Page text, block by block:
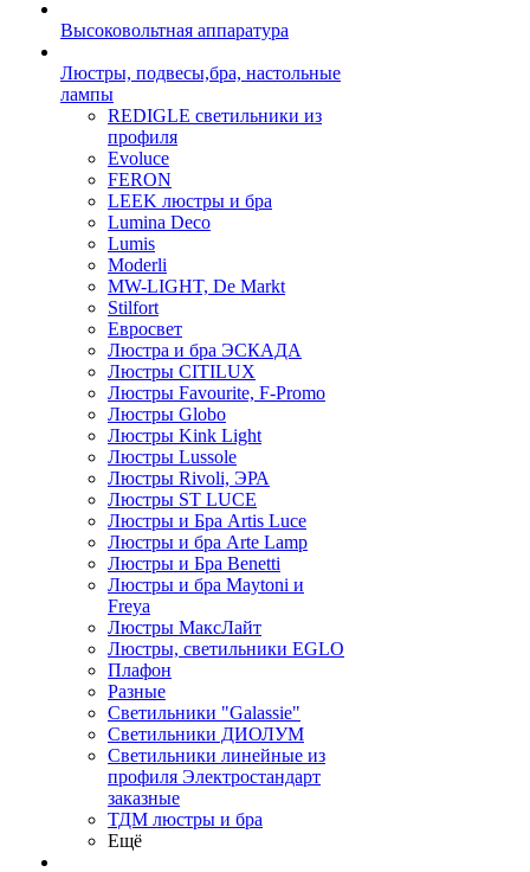
Высоковольтная аппаратура
Люстры, подвесы,бра, настольные
лампы
REDIGLE светильники из
профиля
Evoluce
FERON
LEEK люстры и бра
Lumina Deco
Lumis
Moderli
MW-LIGHT, De Markt
Stilfort
Евросвет
Люстра и бра ЭСКАДА
Люстры CITILUX
Люстры Favourite, F-Promo
Люстры Globo
Люстры Kink Light
Люстры Lussole
Люстры Rivoli, ЭРА
Люстры ST LUCE
Люстры и Бра Artis Luce
Люстры и бра Arte Lamp
Люстры и Бра Benetti
Люстры и бра Maytoni и
Freya
Люстры МаксЛайт
Люстры, светильники EGLO
Плафон
Разные
Светильники "Galassie"
Светильники ДИОЛУМ
Светильники линейные из
профиля Электростандарт
заказные
ТДМ люстры и бра
Ещё